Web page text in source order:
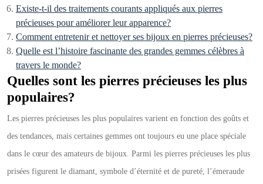
Existe-t-il des traitements courants appliqués aux pierres
précieuses pour améliorer leur apparence?
Comment entretenir et nettoyer ses bijoux en pierres précieuses?
Quelle est l’histoire fascinante des grandes gemmes célèbres à
travers le monde?
Quelles sont les pierres précieuses les plus
populaires?
Les pierres précieuses les plus populaires varient en fonction des goûts et
des tendances, mais certaines gemmes ont toujours eu une place spéciale
dans le cœur des amateurs de bijoux. Parmi les pierres précieuses les plus
prisées figurent le diamant, symbole d’éternité et de pureté, l’émeraude